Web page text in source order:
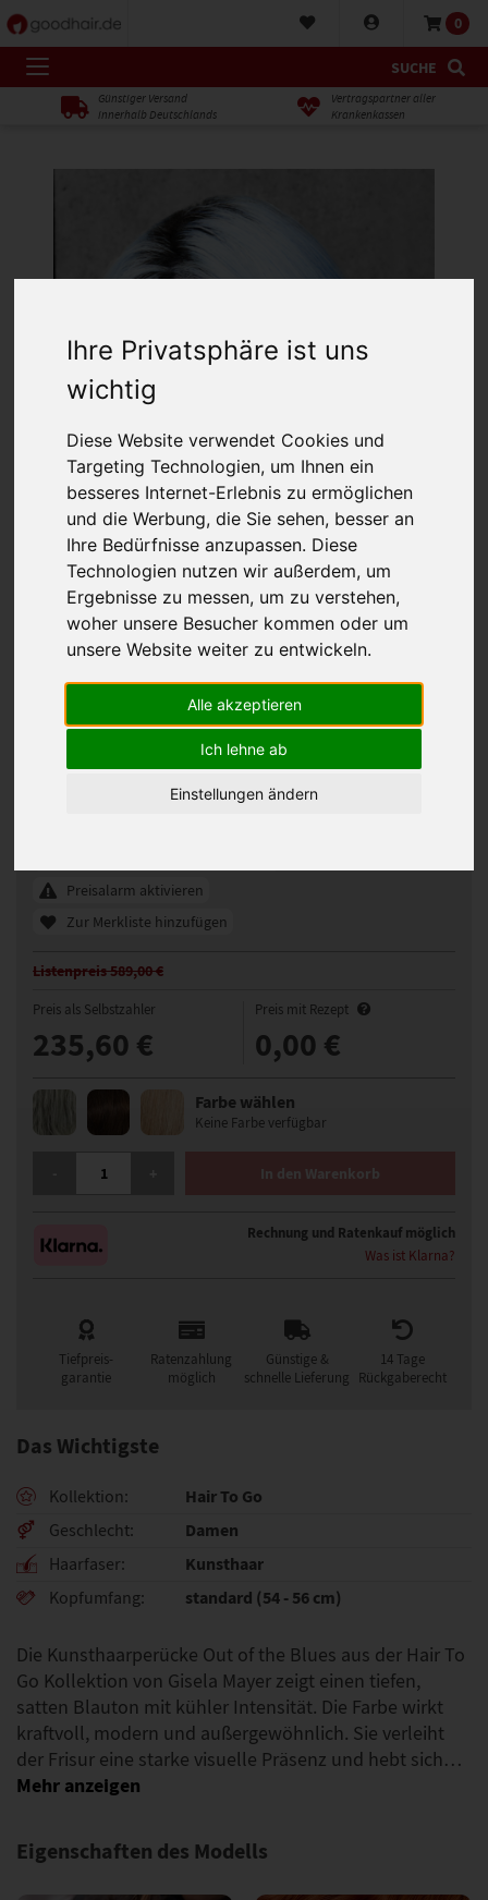
Ihre Privatsphäre ist uns
wichtig
Diese Website verwendet Cookies und
Targeting Technologien, um Ihnen ein
besseres Internet-Erlebnis zu ermöglichen
und die Werbung, die Sie sehen, besser an
Ihre Bedürfnisse anzupassen. Diese
Technologien nutzen wir außerdem, um
Ergebnisse zu messen, um zu verstehen,
woher unsere Besucher kommen oder um
unsere Website weiter zu entwickeln.
Alle akzeptieren
Ich lehne ab
Einstellungen ändern
0
SUCHE
Günstiger Versand
innerhalb Deutschlands
Vertragspartner aller
Krankenkassen
Gisela Mayer Out of the Blues Perücke
331775
Preisalarm aktivieren
Zur Merkliste hinzufügen
Listenpreis 589,00 €
Preis als Selbstzahler
235,60 €
Preis mit Rezept
0,00 €
Farbe wählen
Keine Farbe verfügbar
In den Warenkorb
Rechnung und Ratenkauf möglich
Was ist Klarna?
Tiefpreis-
garantie
Ratenzahlung
möglich
Günstige &
schnelle Lieferung
14 Tage
Rückgaberecht
Das Wichtigste
Kollektion Hair To Go
Geschlecht Damen
Haarfaser Kunsthaar
Kopfumfang standard (54 - 56 cm)
Die Kunsthaarperücke Out of the Blues aus der Hair To
Go Kollektion von Gisela Mayer zeigt einen tiefen,
satten Blauton mit kühler Intensität. Die Farbe wirkt
kraftvoll, modern und außergewöhnlich. Sie verleiht
der Frisur eine starke visuelle Präsenz und hebt sich…
Eigenschaften des Modells